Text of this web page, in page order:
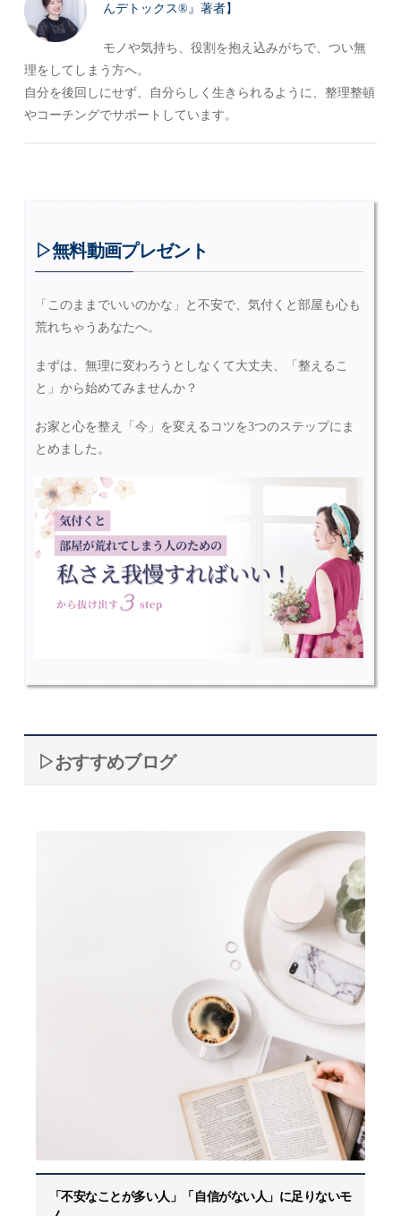
んデトックス®』著者】
モノや気持ち、役割を抱え込みがちで、つい無
理をしてしまう方へ。
自分を後回しにせず、自分らしく生きられるように、整理整頓
やコーチングでサポートしています。
▷無料動画プレゼント
「このままでいいのかな」と不安で、気付くと部屋も心も
荒れちゃうあなたへ。
まずは、無理に変わろうとしなくて大丈夫、「整えるこ
と」から始めてみませんか？
お家と心を整え「今」を変えるコツを3つのステップにま
とめました。
▷おすすめブログ
「不安なことが多い人」「自信がない人」に足りないモ